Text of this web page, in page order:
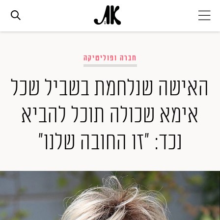
אופנה
ביוטי
סלבס
ערוצים נוספים
המגזין
חברה ופוליטיקה
האישה שנלחמת בשביל שכל
אימא שכולה תוכל להביא
נכד: "זו החובה שלנו"